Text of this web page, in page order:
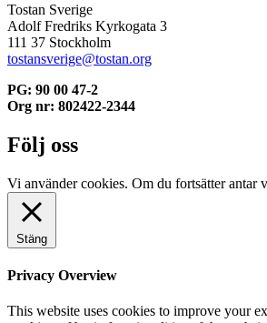
Tostan Sverige
Adolf Fredriks Kyrkogata 3
111 37 Stockholm
tostansverige@tostan.org
PG: 90 00 47-2
Org nr: 802422-2344
Följ oss
Vi använder cookies. Om du fortsätter antar
Stäng
Privacy Overview
This website uses cookies to improve your